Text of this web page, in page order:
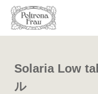
Solaria Low
ル